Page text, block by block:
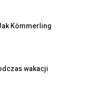
Kömmerling
wakacji